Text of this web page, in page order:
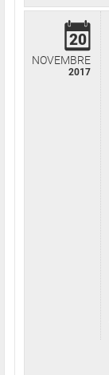
20
NOVEMBRE
2017